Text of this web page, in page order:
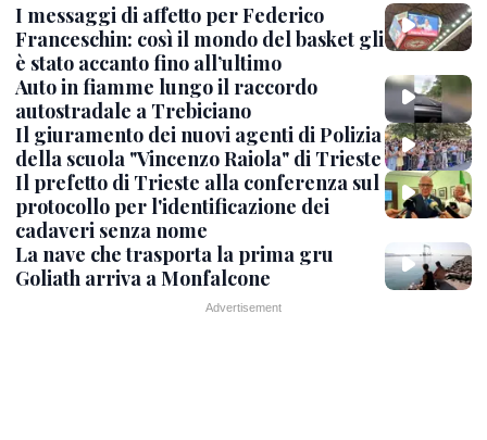
I messaggi di affetto per Federico
Franceschin: così il mondo del basket gli
è stato accanto fino all’ultimo
Auto in fiamme lungo il raccordo
autostradale a Trebiciano
Il giuramento dei nuovi agenti di Polizia
della scuola "Vincenzo Raiola" di Trieste
Il prefetto di Trieste alla conferenza sul
protocollo per l'identificazione dei
cadaveri senza nome
La nave che trasporta la prima gru
Goliath arriva a Monfalcone